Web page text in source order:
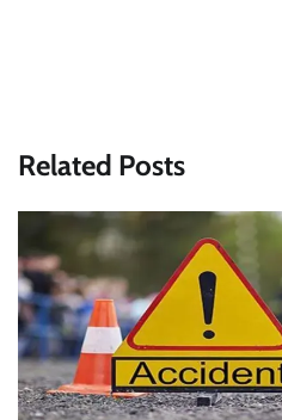
Related Posts